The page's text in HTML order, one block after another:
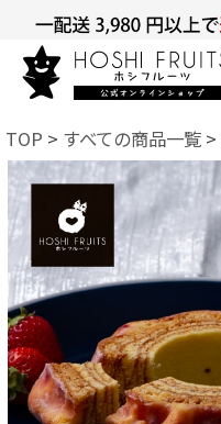
TOP すべての商品一覧